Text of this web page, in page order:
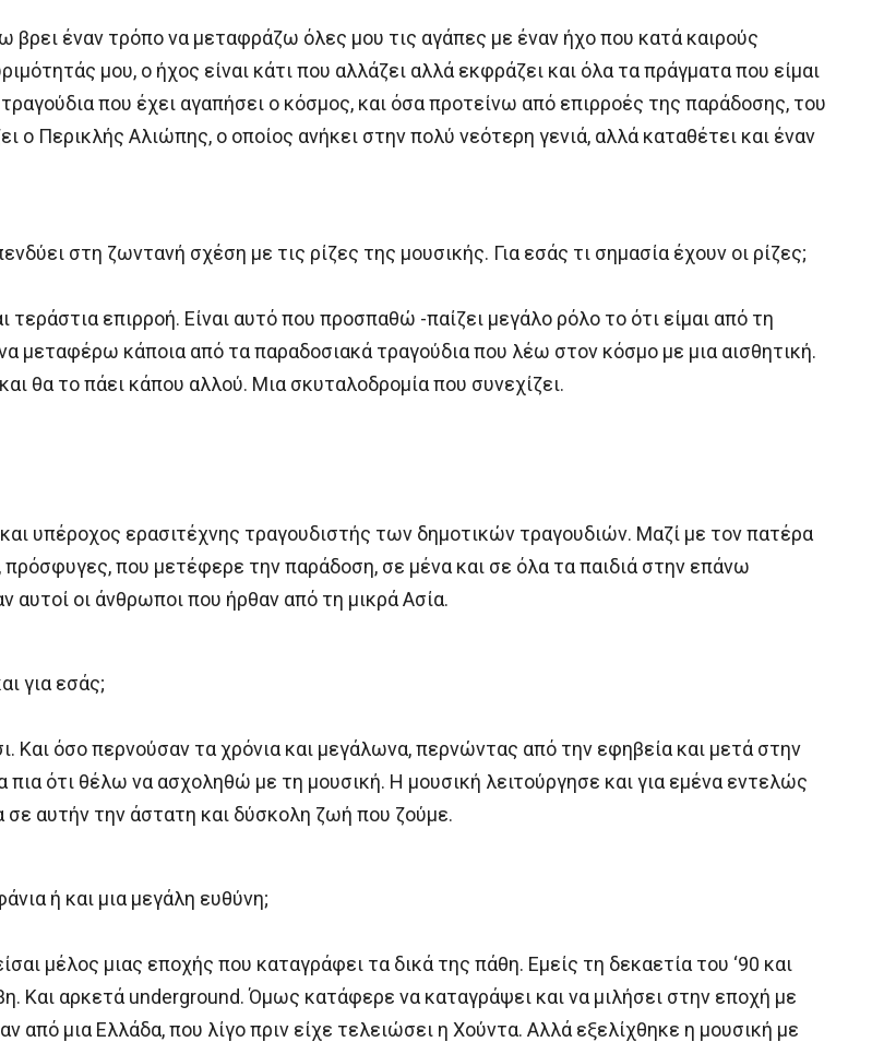
έναν τρόπο να μεταφράζω όλες μου τις αγάπες με έναν ήχο που κατά καιρούς
μου, ο ήχος είναι κάτι που αλλάζει αλλά εκφράζει και όλα τα πράγματα που είμαι
που έχει αγαπήσει ο κόσμος, και όσα προτείνω από επιρροές της παράδοσης, του
ο Περικλής Αλιώπης, ο οποίος ανήκει στην πολύ νεότερη γενιά, αλλά καταθέτει και έναν
στη ζωντανή σχέση με τις ρίζες της μουσικής. Για εσάς τι σημασία έχουν οι ρίζες;
τεράστια επιρροή. Είναι αυτό που προσπαθώ -παίζει μεγάλο ρόλο το ότι είμαι από τη
μεταφέρω κάποια από τα παραδοσιακά τραγούδια που λέω στον κόσμο με μια αισθητική.
θα το πάει κάπου αλλού. Μια σκυταλοδρομία που συνεχίζει.
υπέροχος ερασιτέχνης τραγουδιστής των δημοτικών τραγουδιών. Μαζί με τον πατέρα
πρόσφυγες, που μετέφερε την παράδοση, σε μένα και σε όλα τα παιδιά στην επάνω
αυτοί οι άνθρωποι που ήρθαν από τη μικρά Ασία.
για εσάς;
Και όσο περνούσαν τα χρόνια και μεγάλωνα, περνώντας από την εφηβεία και μετά στην
ότι θέλω να ασχοληθώ με τη μουσική. Η μουσική λειτούργησε και για εμένα εντελώς
σε αυτήν την άστατη και δύσκολη ζωή που ζούμε.
ή και μια μεγάλη ευθύνη;
μέλος μιας εποχής που καταγράφει τα δικά της πάθη. Εμείς τη δεκαετία του ‘90 και
Και αρκετά underground. Όμως κατάφερε να καταγράψει και να μιλήσει στην εποχή με
από μια Ελλάδα, που λίγο πριν είχε τελειώσει η Χούντα. Αλλά εξελίχθηκε η μουσική με